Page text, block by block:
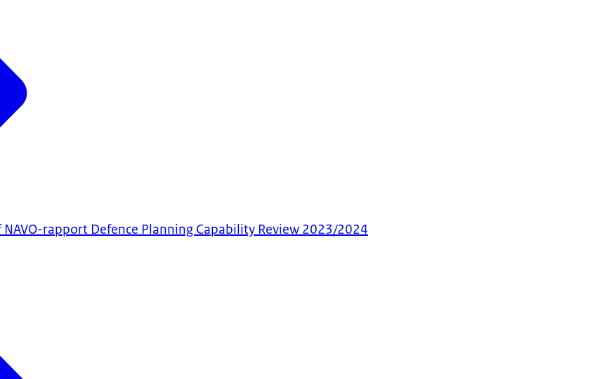
rapport Defence Planning Capability Review 2023/2024